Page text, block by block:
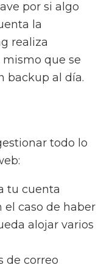
por si algo
la
realiza
mismo que se
backup al día.
todo lo
tu cuenta
el caso de haber
alojar varios
de correo